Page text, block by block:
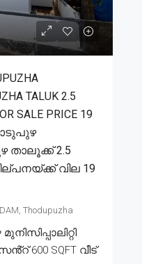
TALUK 2.5
SALE PRICE 19
താലൂക്ക് 2.5
വില 19
Thodupuzha
600 SQFT വീട്